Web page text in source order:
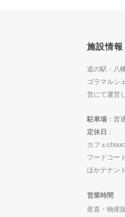
施設情報
道の駅・八
ゴラマルシ
営にて運営
駐車場 ：普
定休日 ：
カフェ
フードコー
ほかテナン
営業時間
産直・物産